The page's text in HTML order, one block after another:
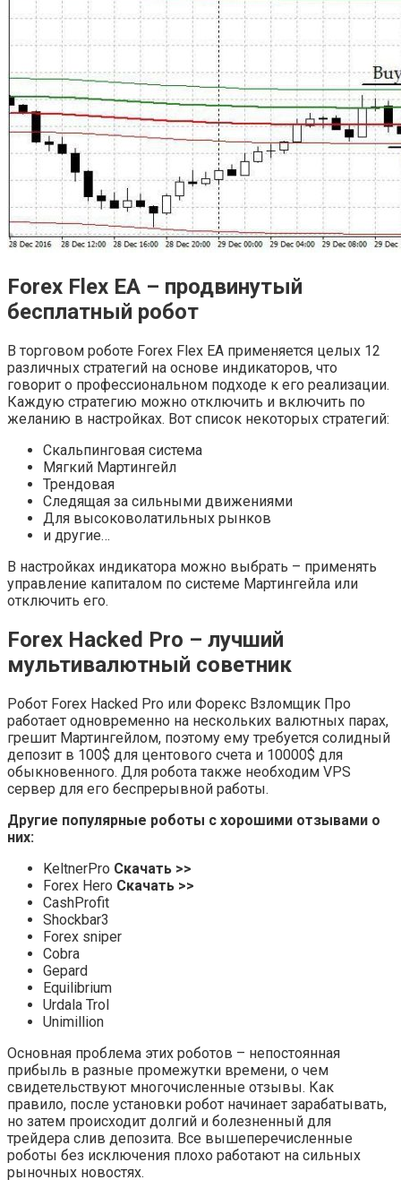
Forex Flex EA – продвинутый
бесплатный робот
В торговом роботе Forex Flex EA применяется целых 12
различных стратегий на основе индикаторов, что
говорит о профессиональном подходе к его реализации.
Каждую стратегию можно отключить и включить по
желанию в настройках. Вот список некоторых стратегий:
Скальпинговая система
Мягкий Мартингейл
Трендовая
Следящая за сильными движениями
Для высоковолатильных рынков
и другие…
В настройках индикатора можно выбрать – применять
управление капиталом по системе Мартингейла или
отключить его.
Forex Hacked Pro – лучший
мультивалютный советник
Робот Forex Hacked Pro или Форекс Взломщик Про
работает одновременно на нескольких валютных парах,
грешит Мартингейлом, поэтому ему требуется солидный
депозит в 100$ для центового счета и 10000$ для
обыкновенного. Для робота также необходим VPS
сервер для его беспрерывной работы.
Другие популярные роботы с хорошими отзывами о
них:
KeltnerPro Скачать >>
Forex Hero Скачать >>
CashProfit
Shockbar3
Forex sniper
Cobra
Gepard
Equilibrium
Urdala Trol
Unimillion
Основная проблема этих роботов – непостоянная
прибыль в разные промежутки времени, о чем
свидетельствуют многочисленные отзывы. Как
правило, после установки робот начинает зарабатывать,
но затем происходит долгий и болезненный для
трейдера слив депозита. Все вышеперечисленные
роботы без исключения плохо работают на сильных
рыночных новостях.